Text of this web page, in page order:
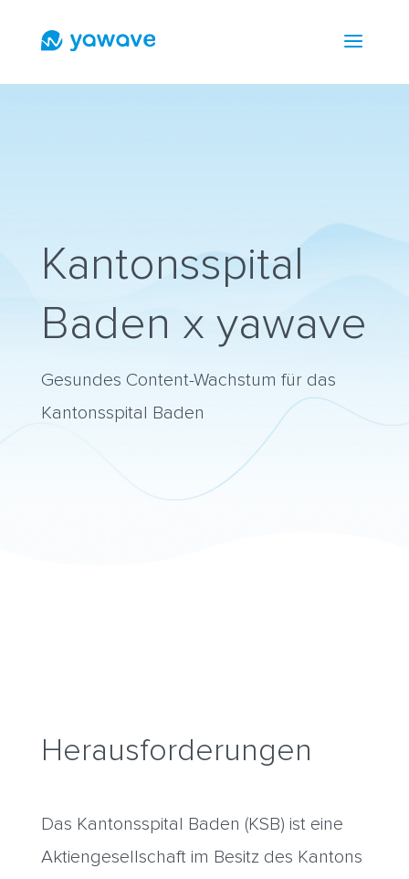
a
Kantonsspital
Baden x yawave
Gesundes Content-Wachstum für das
Kantonsspital Baden
Herausforderungen
Das Kantonsspital Baden (KSB) ist eine
Aktiengesellschaft im Besitz des Kantons